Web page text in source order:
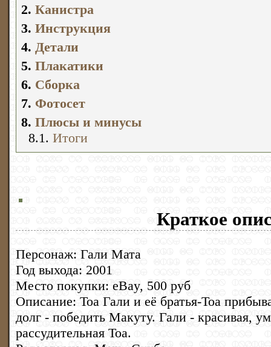
2. Канистра
3. Инструкция
4. Детали
5. Плакатики
6. Сборка
7. Фотосет
8. Плюсы и минусы
8.1. Итоги
Краткое
Персонаж: Гали Мата
Год выхода: 2001
Место покупки: eBay, 500 руб
Описание: Тоа Гали и её братья-Тоа
долг - победить Макуту. Гали - красивая,
рассудительная Тоа.